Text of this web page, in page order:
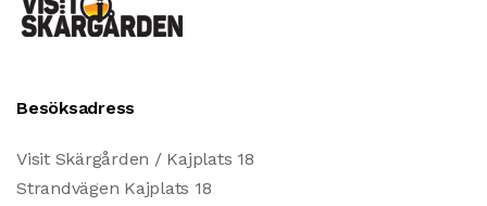
Besöksadress
Visit Skärgården / Kajplats 18
Strandvägen Kajplats 18